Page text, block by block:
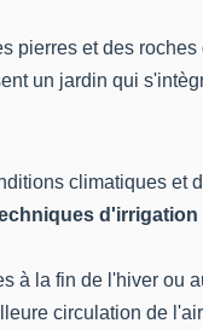
pierres et des
un jardin qui
climatiques et
d'irrigation
à la fin de l'hiver ou
circulation de